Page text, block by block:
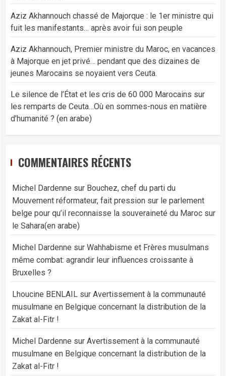
Aziz Akhannouch chassé de Majorque : le 1er ministre qui
fuit les manifestants… après avoir fui son peuple
Aziz Akhannouch, Premier ministre du Maroc, en vacances
à Majorque en jet privé… pendant que des dizaines de
jeunes Marocains se noyaient vers Ceuta.
Le silence de l’État et les cris de 60 000 Marocains sur
les remparts de Ceuta…Où en sommes-nous en matière
d’humanité ? (en arabe)
COMMENTAIRES RÉCENTS
Michel Dardenne sur Bouchez, chef du parti du
Mouvement réformateur, fait pression sur le parlement
belge pour qu’il reconnaisse la souveraineté du Maroc sur
le Sahara(en arabe)
Michel Dardenne sur Wahhabisme et Frères musulmans
même combat: agrandir leur influences croissante à
Bruxelles ?
Lhoucine BENLAIL sur Avertissement à la communauté
musulmane en Belgique concernant la distribution de la
Zakat al-Fitr !
Michel Dardenne sur Avertissement à la communauté
musulmane en Belgique concernant la distribution de la
Zakat al-Fitr !